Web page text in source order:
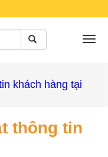
khách hàng tại
thông tin